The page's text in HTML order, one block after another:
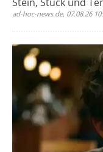
ad-hoc-news.de, 07.08.26